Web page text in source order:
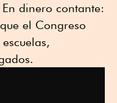
dinero contante:
el Congreso